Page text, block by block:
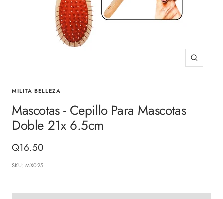
Zoom
MILITA BELLEZA
Mascotas - Cepillo Para Mascotas
Doble 21x 6.5cm
Precio
de
venta
Q16.50
SKU:MX025